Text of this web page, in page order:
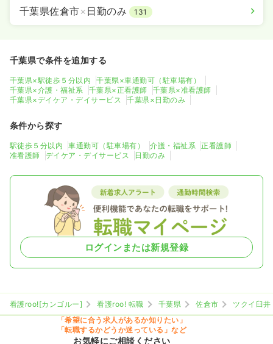
千葉県佐倉市× 日勤のみ 131
千葉県で条件を追加する
千葉県×駅徒歩５分以内
千葉県×車通勤可（駐車場有）
千葉県×介護・福祉系
千葉県×正看護師
千葉県×准看護師
千葉県×デイケア・デイサービス
千葉県×日勤のみ
条件から探す
駅徒歩５分以内 車通勤可（駐車場有） 介護・福祉系
正看護師
准看護師
デイケア・デイサービス 日勤のみ
ログインまたは新規登録
看護roo![カンゴルー] 看護roo! 転職 千葉県 佐倉市
ツクイ臼井
「希望に合う求人があるか知りたい」
「転職するかどうか迷っている」など
お気軽にご相談ください